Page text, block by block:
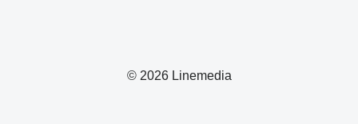
© 2026 Linemedia